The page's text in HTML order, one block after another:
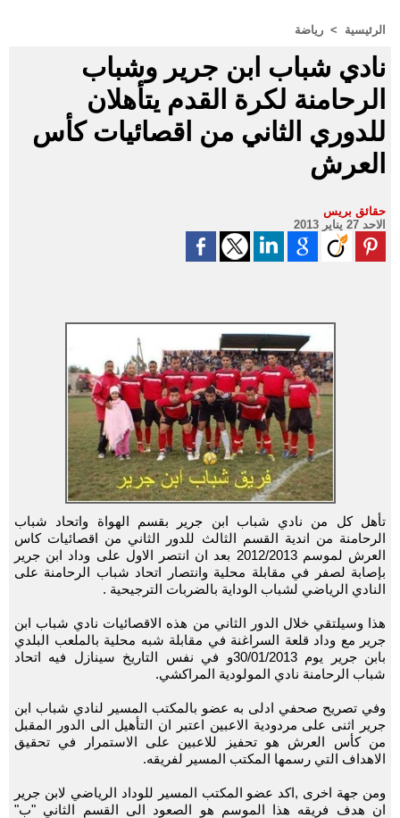
الرئيسية > رياضة
نادي شباب ابن جرير وشباب
الرحامنة لكرة القدم يتأهلان
للدوري الثاني من اقصائيات كأس
العرش
حقائق بريس
الاحد 27 يناير 2013
تأهل كل من نادي شباب ابن جرير بقسم الهواة واتحاد شباب
الرحامنة من اندية القسم الثالث للدور الثاني من اقصائيات كاس
العرش لموسم 2012/2013 بعد ان انتصر الاول على وداد ابن جرير
بإصابة لصفر في مقابلة محلية وانتصار اتحاد شباب الرحامنة على
النادي الرياضي لشباب الوداية بالضربات الترجيحية .
هذا وسيلتقي خلال الدور الثاني من هذه الاقصائيات نادي شباب ابن
جرير مع وداد قلعة السراغنة في مقابلة شبه محلية بالملعب البلدي
بابن جرير يوم 30/01/2013و في نفس التاريخ سينازل فيه اتحاد
شباب الرحامنة نادي المولودية المراكشي.
وفي تصريح صحفي ادلى به عضو بالمكتب المسير لنادي شباب ابن
جرير اثنى على مردودية الاعبين اعتبر ان التأهيل الى الدور المقبل
من كأس العرش هو تحفيز للاعبين على الاستمرار في تحقيق
الاهداف التي رسمها المكتب المسير لفريقه.
ومن جهة اخرى ,اكد عضو المكتب المسير للوداد الرياضي لابن جرير
ان هدف فريقه هذا الموسم هو الصعود الى القسم الثاني "ب"